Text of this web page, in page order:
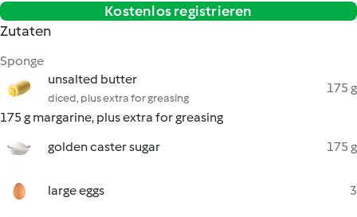
Kostenlos registrieren
Zutaten
Sponge
unsalted butter
diced, plus extra for greasing
175 g
175 g margarine, plus extra for greasing
golden caster sugar
175 g
large eggs 3